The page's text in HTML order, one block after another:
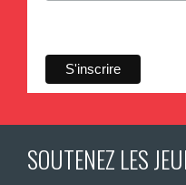
SOUTENEZ LES